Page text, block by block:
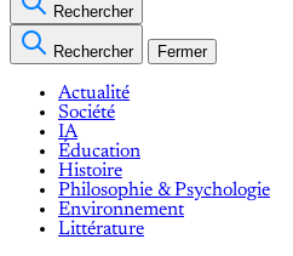
Rechercher
Rechercher Fermer
Actualité
Société
IA
Éducation
Histoire
Philosophie & Psychologie
Environnement
Littérature